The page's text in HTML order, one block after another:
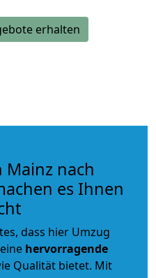
erhalten
Mainz nach
es Ihnen
dass hier Umzug
hervorragende
Qualität bietet. Mit